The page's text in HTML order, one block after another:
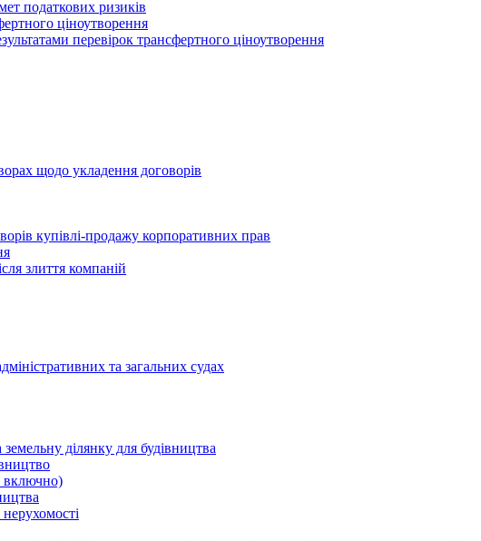
податкових ризиків
ціноутворення
перевірок трансфертного ціноутворення
щодо укладення договорів
купівлі-продажу корпоративних прав
злиття компаній
та загальних судах
ділянку для будівництва
включно)